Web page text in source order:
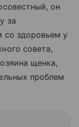
он
за
со здоровьем у
совета,
щенка,
проблем